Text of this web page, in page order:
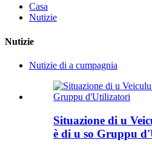
Casa
Nutizie
Nutizie
Nutizie di a cumpagnia
Situazione di u
è di u so Gruppu